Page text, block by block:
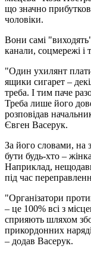
що значно
чоловіки.
Вони самі
канали, соцмережі і
"Один ухилянт
ящики сигарет –
треба. І тим паче
Треба лише його
розповідав
Євген Васерук.
За його словами, на
бути будь-хто –
Наприклад,
під час
"Організатори
– це 100% всі з
сприяють шляхом
прикордонних
– додав Васерук.